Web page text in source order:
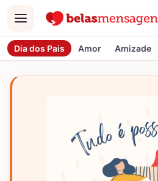
Menu
Dia dos Pais Amor Amizade